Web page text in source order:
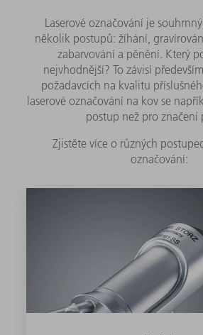
Laserové označování je
několik postupů: žíhání,
zabarvování a pěnění. Který
nejvhodnější? To závisí
požadavcích na kvalitu
laserové označování na kov se
postup než pro značení
Zjistěte více o různých
označování: